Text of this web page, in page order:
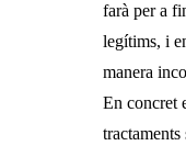
farà per a
legítims, i
manera
En concret
tractaments